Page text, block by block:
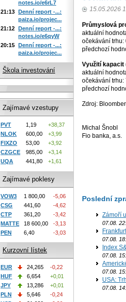
15.05.2026
Průmyslová
aktuální
očekávání trhu:
předchozí
Využití kapacit
aktuální
očekávání trhu:
předchozí
Zdroj:
Michal Šnobl
Fio banka, a.s.
Poslední
Zámoří
07.08.
07.08.
Index
07.08.
07.08.
USA:
07.08.
notes.io/e6rL7
21:13 Denní report -...:
paiza.io/projec...
21:12 Denní report -...:
notes.io/e6qyW
20:15 Denní report -...:
paiza.io/projec...
Škola investování
Zajímavé vzestupy
PVT 1,19
+38,37
NLOK
600,00
+3,99
FIXZO
53,00
+3,92
CZGCE
985,00
+3,14
UQA
441,80 +1,61
Zajímavé poklesy
VOW3 1 800,00
-5,06
CSG
441,60
-4,62
CTP
361,20
-3,42
MATTE
18 600,00
-3,13
PEN
6,40 -3,03
Kurzovní lístek
EUR 24,265
-0,22
HUF
6,654
+0,01
JPY
13,286
+0,01
PLN
5,646
-0,24